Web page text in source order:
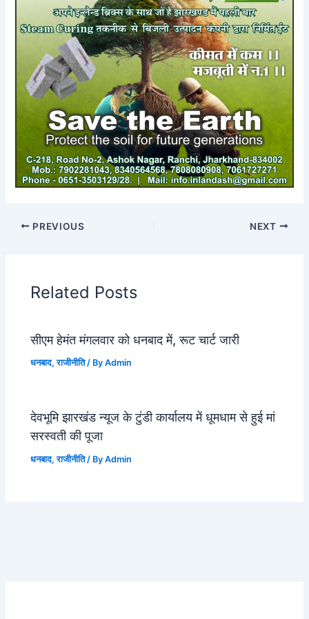
PREVIOUS NEXT
Related Posts
सीएम हेमंत मंगलवार को धनबाद में, रूट चार्ट जारी
धनबाद,राजीनीति/ ByAdmin
देवभूमि झारखंड न्यूज के टुंडी कार्यालय में धूमधाम से हुई मां
सरस्वती की पूजा
धनबाद,राजीनीति/ ByAdmin